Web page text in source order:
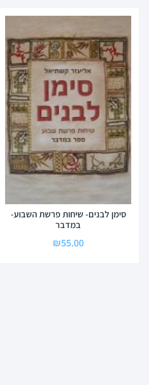
סימן לבנים- שיחות פרשת השבוע-
במדבר
₪55.00